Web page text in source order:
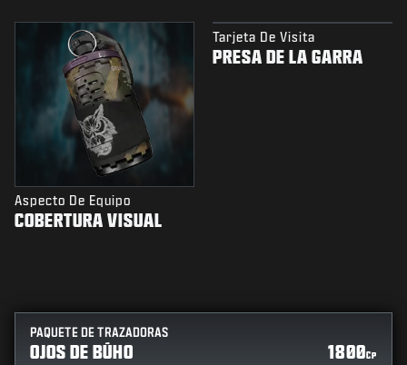
Aspecto De Equipo
COBERTURA VISUAL
Tarjeta De Visita
PRESA DE LA GARRA
PAQUETE DE TRAZADORAS
OJOS DE BÚHO 1800CP